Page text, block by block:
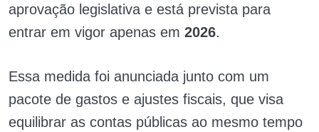
aprovação legislativa e está prevista para
entrar em vigor apenas em 2026.
Essa medida foi anunciada junto com um
pacote de gastos e ajustes fiscais, que visa
equilibrar as contas públicas ao mesmo tempo